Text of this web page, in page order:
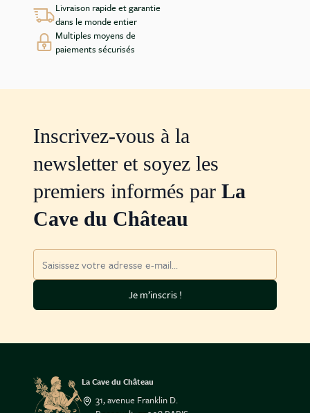
Livraison rapide et garantie
dans le monde entier
Multiples moyens de
paiements sécurisés
Inscrivez-vous à la
newsletter et soyez les
premiers informés par La
Cave du Château
Je m’inscris !
La Cave du Château
31, avenue Franklin D.